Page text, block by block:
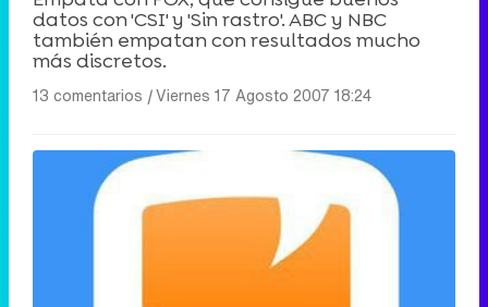
Canción ganadora de Eurovisión 2026: DARA con "Bangaranga" por Bulgaria
datos con 'CSI' y 'Sin rastro'. ABC y NBC
también empatan con resultados mucho
más discretos.
13 comentarios |Viernes 17 Agosto 2007 18:24